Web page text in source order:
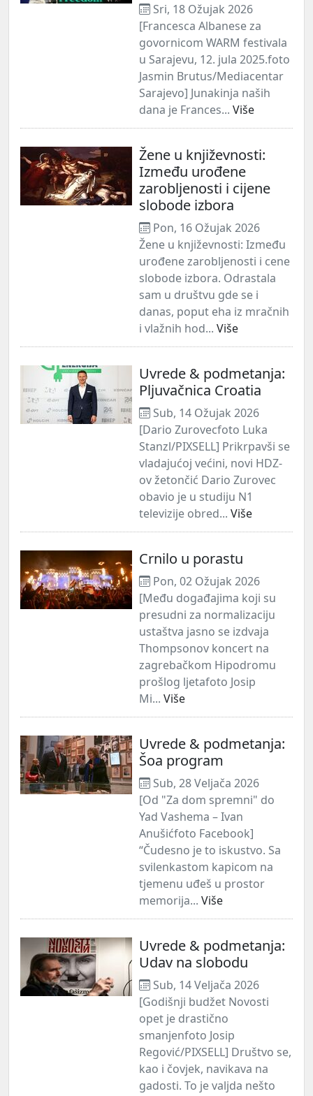
Sri, 18 Ožujak 2026
[Francesca Albanese za
govornicom WARM festivala
u Sarajevu, 12. jula 2025.foto
Jasmin Brutus/Mediacentar
Sarajevo] Junakinja naših
dana je Frances... Više
Žene u književnosti:
Između urođene
zarobljenosti i cijene
slobode izbora
Pon, 16 Ožujak 2026
Žene u književnosti: Između
urođene zarobljenosti i cene
slobode izbora. Odrastala
sam u društvu gde se i
danas, poput eha iz mračnih
i vlažnih hod... Više
Uvrede & podmetanja:
Pljuvačnica Croatia
Sub, 14 Ožujak 2026
[Dario Zurovecfoto Luka
Stanzl/PIXSELL] Prikrpavši se
vladajućoj većini, novi HDZ-
ov žetončić Dario Zurovec
obavio je u studiju N1
televizije obred... Više
Crnilo u porastu
Pon, 02 Ožujak 2026
[Među događajima koji su
presudni za normalizaciju
ustaštva jasno se izdvaja
Thompsonov koncert na
zagrebačkom Hipodromu
prošlog ljetafoto Josip
Mi... Više
Uvrede & podmetanja:
Šoa program
Sub, 28 Veljača 2026
[Od "Za dom spremni" do
Yad Vashema – Ivan
Anušićfoto Facebook]
“Čudesno je to iskustvo. Sa
svilenkastom kapicom na
tjemenu uđeš u prostor
memorija... Više
Uvrede & podmetanja:
Udav na slobodu
Sub, 14 Veljača 2026
[Godišnji budžet Novosti
opet je drastično
smanjenfoto Josip
Regović/PIXSELL] Društvo se,
kao i čovjek, navikava na
gadosti. To je valjda nešto